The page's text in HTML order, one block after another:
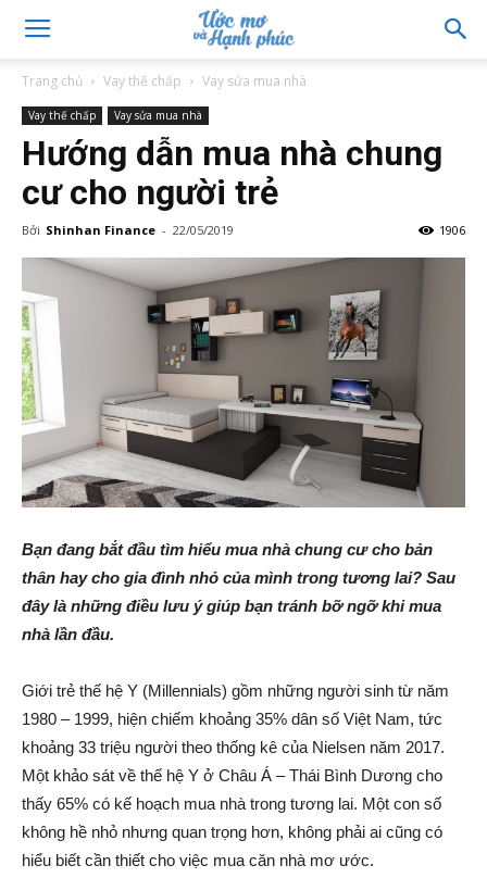
Trang chủ Vay thế chấp Vay sửa mua nhà
Vay thế chấp Vay sửa mua nhà
Hướng dẫn mua nhà chung
cư cho người trẻ
Bởi Shinhan Finance - 22/05/2019 1906
Bạn đang bắt đầu tìm hiểu mua nhà chung cư cho bản
thân hay cho gia đình nhỏ của mình trong tương lai? Sau
đây là những điều lưu ý giúp bạn tránh bỡ ngỡ khi mua
nhà lần đầu.
Giới trẻ thế hệ Y (Millennials) gồm những người sinh từ năm
1980 – 1999, hiện chiếm khoảng 35% dân số Việt Nam, tức
khoảng 33 triệu người theo thống kê của Nielsen năm 2017.
Một khảo sát về thế hệ Y ở Châu Á – Thái Bình Dương cho
thấy 65% có kế hoạch mua nhà trong tương lai. Một con số
không hề nhỏ nhưng quan trọng hơn, không phải ai cũng có
hiểu biết cần thiết cho việc mua căn nhà mơ ước.